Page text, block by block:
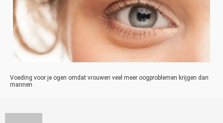
Voeding voor je ogen omdat vrouwen veel meer oogproblemen krijgen dan
mannen